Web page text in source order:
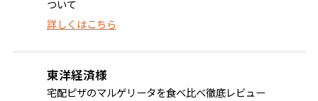
ついて
詳しくはこちら
東洋経済様
宅配ピザのマルゲリータを食べ比べ徹底レビュー